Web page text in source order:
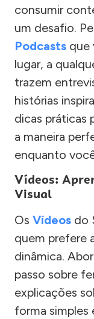
consumir
um desafio.
Podcasts que
lugar, a
trazem
histórias
dicas práticas
a maneira
enquanto
Vídeos:
Visual
Os Vídeos do
quem prefere
dinâmica.
passo sobre
explicações
forma simples